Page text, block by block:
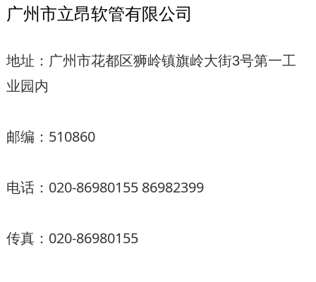
广州市立昂软管有限公司
地址： 广州市花都区狮岭镇旗岭大街3号第一工
业园内
邮编：510860
电话：020-86980155 86982399
传真：020-86980155